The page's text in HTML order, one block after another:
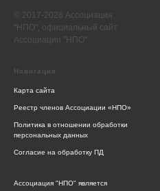
© 2017-2026 Ассоциация
"НПО", официальный сайт
Ассоциации "НПО"
Навигация
Карта сайта
Реестр членов Ассоциации «НПО»
Политика в отношении обработки
персональных данных
Согласие на обработку ПД
Ассоциация "НПО" является